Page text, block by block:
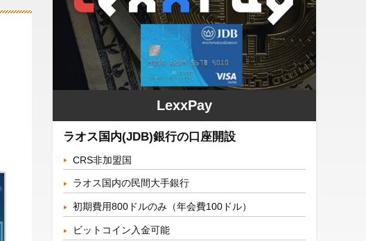
LexxPay
ラオス国内(JDB)銀行の口座開設
CRS非加盟国
ラオス国内の民間大手銀行
初期費用800ドルのみ（年会費100ドル）
ビットコイン入金可能